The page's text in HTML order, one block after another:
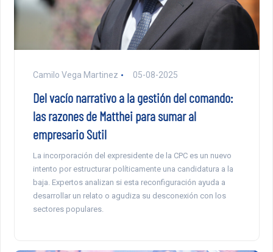
Camilo Vega Martinez 05-08-2025
Del vacío narrativo a la gestión del comando:
las razones de Matthei para sumar al
empresario Sutil
La incorporación del expresidente de la CPC es un nuevo
intento por estructurar políticamente una candidatura a la
baja. Expertos analizan si esta reconfiguración ayuda a
desarrollar un relato o agudiza su desconexión con los
sectores populares.